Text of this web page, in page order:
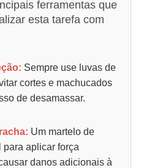
ferramentas que
esta tarefa com
Sempre use luvas de
cortes e machucados
de desamassar.
Um martelo de
para aplicar força
danos adicionais à